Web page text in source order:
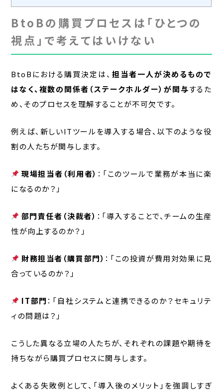
BtoBの購買プロセスは「ひとつの
視点」で考えてはいけない
BtoBにおける購買決定は、 担当者一人が決めるもので
はなく、複数の関係者（ステークホルダー）が関与するた
め、そのプロセスを理解することが不可欠です。
例えば、新しいITツールを導入する場合、以下のような役
割の人たちが関与します。
現場担当者（利用者） ：「このツールで業務が本当に楽
になるのか？」
部門責任者（決裁者） ：「導入することで、チームの生産
性が向上するのか？」
財務担当者（購買部門） ：「この投資が費用対効果に見
合っているのか？」
IT部門 ：「自社システムと連携できるのか？セキュリテ
ィの問題は？」
こうした異なる立場の人たちが、それぞれの課題や期待を
持ちながら購買プロセスに関与します。
よくある失敗例として、「導入後のメリット」を強調しすぎ